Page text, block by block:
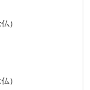
）
）